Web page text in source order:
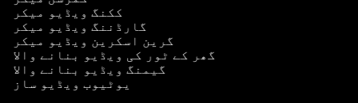
ککنگ ویڈیو میکر
گارڈننگ ویڈیو میکر
گرین اسکرین ویڈیو میکر
گھر کے ٹور کی ویڈیو بنانے والا
گیمنگ ویڈیو بنانے والا
یوٹیوب ویڈیو ساز